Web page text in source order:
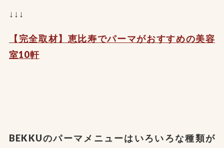
↓↓↓
【完全取材】恵比寿でパーマがおすすめの美容
室10軒
BEKKUのパーマメニューはいろいろな種類が